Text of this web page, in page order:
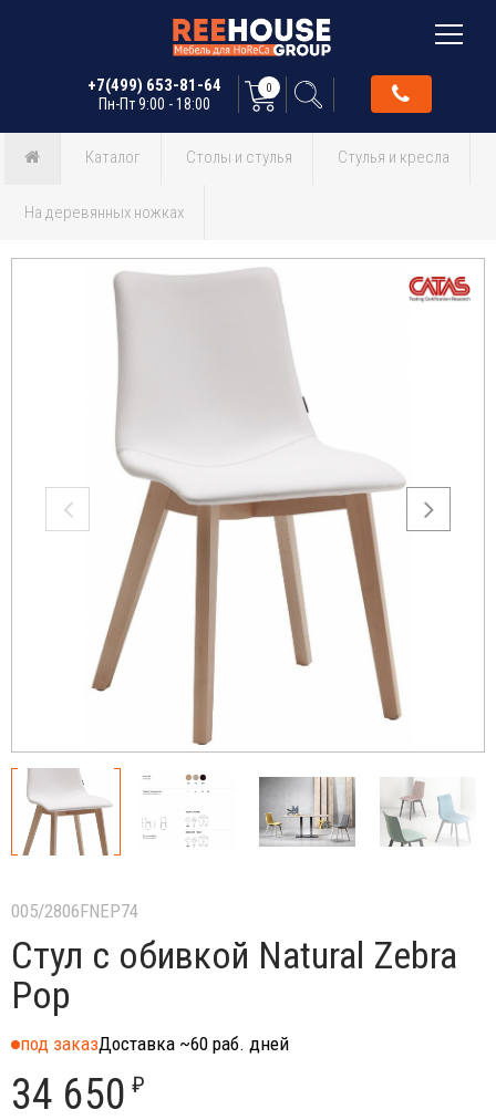
+7(499) 653-81-64
Пн-Пт 9:00 - 18:00
0
Каталог Столы и стулья Стулья и кресла
На деревянных ножках
005/2806FNEP74
Стул с обивкой Natural Zebra
Pop
под заказДоставка ~60 раб. дней
34 650 ₽